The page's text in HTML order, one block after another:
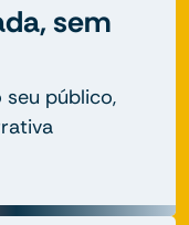
sem
público,